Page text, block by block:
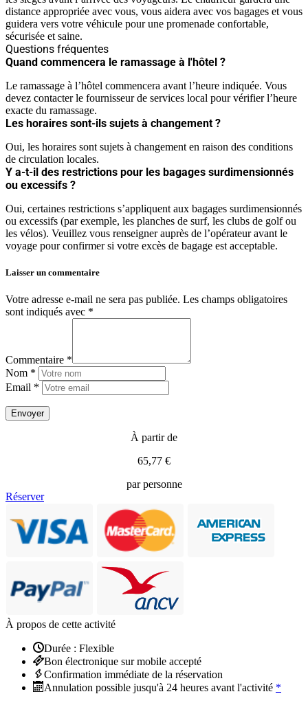
distance appropriée avec vous, vous aidera avec vos bagages et vous
guidera vers votre véhicule pour une promenade confortable,
sécurisée et saine.
Questions fréquentes
Quand commencera le ramassage à l'hôtel ?
Le ramassage à l’hôtel commencera avant l’heure indiquée. Vous
devez contacter le fournisseur de services local pour vérifier l’heure
exacte du ramassage.
Les horaires sont-ils sujets à changement ?
Oui, les horaires sont sujets à changement en raison des conditions
de circulation locales.
Y a-t-il des restrictions pour les bagages surdimensionnés
ou excessifs ?
Oui, certaines restrictions s’appliquent aux bagages surdimensionnés
ou excessifs (par exemple, les planches de surf, les clubs de golf ou
les vélos). Veuillez vous renseigner auprès de l’opérateur avant le
voyage pour confirmer si votre excès de bagage est acceptable.
Laisser un commentaire
Votre adresse e-mail ne sera pas publiée. Les champs obligatoires
sont indiqués avec *
Commentaire *
Nom *
Email *
À partir de
65,77 €
par personne
Réserver
À propos de cette activité
Durée : Flexible
Bon électronique sur mobile accepté
Confirmation immédiate de la réservation
Annulation possible jusqu'à 24 heures avant l'activité *